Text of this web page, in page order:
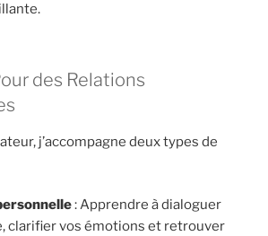
des Relations
j’accompagne deux types de
: Apprendre à dialoguer
clarifier vos émotions et retrouver